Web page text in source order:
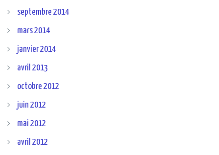
septembre 2014
mars 2014
janvier 2014
avril 2013
octobre 2012
juin 2012
mai 2012
avril 2012